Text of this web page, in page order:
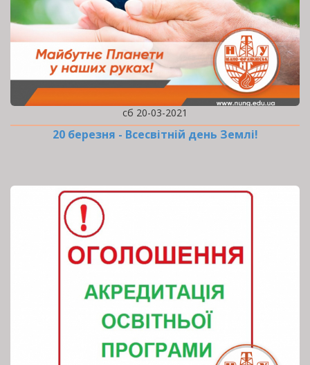
сб 20-03-2021
20 березня - Всесвітній день Землі!